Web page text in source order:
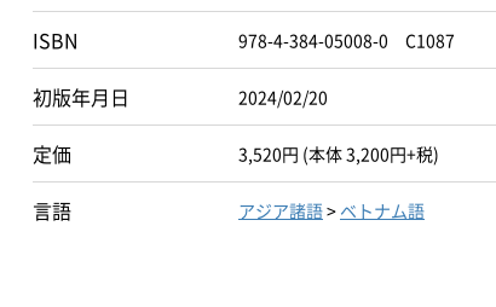
ISBN 978-4-384-05008-0 C1087
初版年月日 2024/02/20
定価 3,520円 (本体 3,200円+税)
言語 アジア諸語> ベトナム語